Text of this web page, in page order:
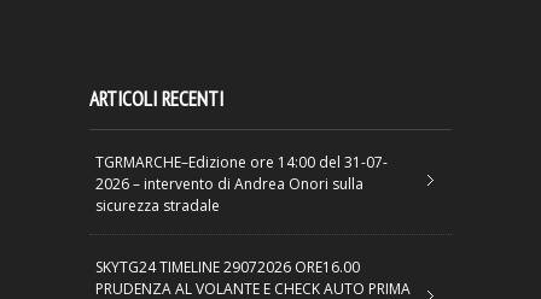
ARTICOLI RECENTI
TGRMARCHE–Edizione ore 14:00 del 31-07-
2026 – intervento di Andrea Onori sulla
sicurezza stradale
SKYTG24 TIMELINE 29072026 ORE16.00
PRUDENZA AL VOLANTE E CHECK AUTO PRIMA